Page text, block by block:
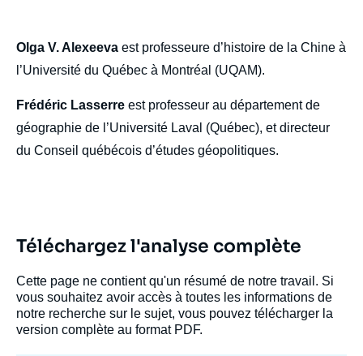
Olga V. Alexeeva est professeure d’histoire de la Chine à
l’Université du Québec à Montréal (UQAM).
Frédéric Lasserre est professeur au département de
géographie de l’Université Laval (Québec), et directeur
du Conseil québécois d’études géopolitiques.
Téléchargez l'analyse complète
Cette page ne contient qu'un résumé de notre travail. Si
vous souhaitez avoir accès à toutes les informations de
notre recherche sur le sujet, vous pouvez télécharger la
version complète au format PDF.